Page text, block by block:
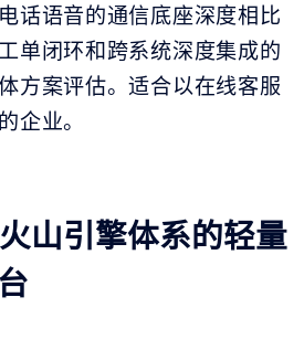
话语音的通信底座深度相比
单闭环和跨系统深度集成的
方案评估。适合以在线客服
企业。
山引擎体系的轻量